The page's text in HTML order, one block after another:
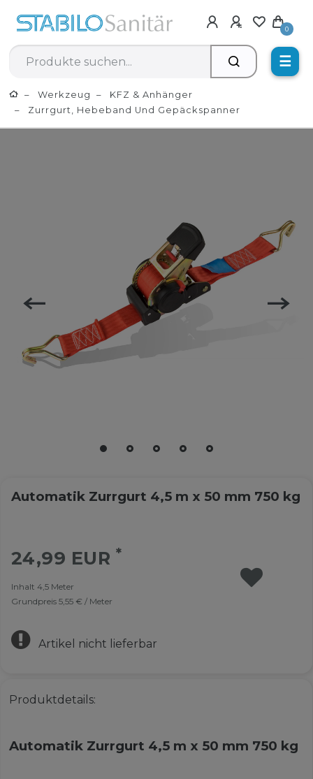
0
☰
Werkzeug
KFZ & Anhänger
Zurrgurt, Hebeband Und Gepäckspanner
Automatik Zurrgurt 4,5 m x 50 mm 750 kg
24,99 EUR *
Inhalt 4,5 Meter
Grundpreis 5,55 € / Meter
Artikel nicht lieferbar
Produktdetails:
Automatik Zurrgurt 4,5 m x 50 mm 750 kg